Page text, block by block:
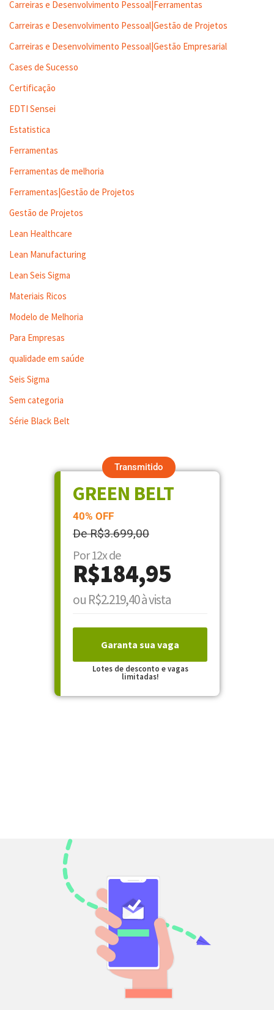
Carreiras e Desenvolvimento Pessoal|Ferramentas
Carreiras e Desenvolvimento Pessoal|Gestão de Projetos
Carreiras e Desenvolvimento Pessoal|Gestão Empresarial
Cases de Sucesso
Certificação
EDTI Sensei
Estatistica
Ferramentas
Ferramentas de melhoria
Ferramentas|Gestão de Projetos
Gestão de Projetos
Lean Healthcare
Lean Manufacturing
Lean Seis Sigma
Materiais Ricos
Modelo de Melhoria
Para Empresas
qualidade em saúde
Seis Sigma
Sem categoria
Série Black Belt
Transmitido
GREEN BELT
40% OFF
De R$3.699,00
Por 12x de
R$184,95
ou R$2.219,40 à vista
Garanta sua vaga
Lotes de desconto e vagas
limitadas!